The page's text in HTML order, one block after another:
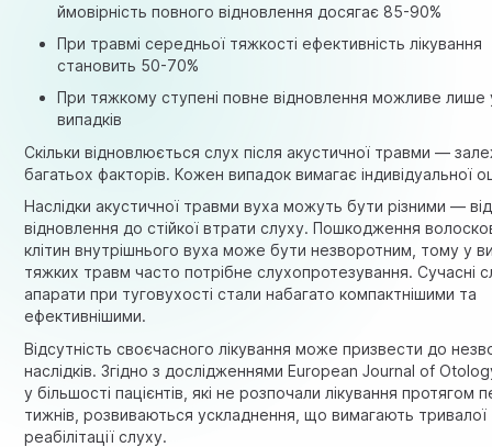
ймовірність повного відновлення досягає 85-90%
При травмі середньої тяжкості ефективність лікування
становить 50-70%
При тяжкому ступені повне відновлення можливе лише
випадків
Скільки відновлюється слух після акустичної травми —
багатьох факторів. Кожен випадок вимагає індивідуальної
Наслідки акустичної травми вуха можуть бути різними —
відновлення до стійкої втрати слуху. Пошкодження
клітин внутрішнього вуха може бути незворотним, тому у
тяжких травм часто потрібне слухопротезування. Сучасні
апарати при туговухості стали набагато компактнішими та
ефективнішими.
Відсутність своєчасного лікування може призвести до
наслідків. Згідно з дослідженнями European Journal of
у більшості пацієнтів, які не розпочали лікування протягом
тижнів, розвиваються ускладнення, що вимагають тривалої
реабілітації слуху.